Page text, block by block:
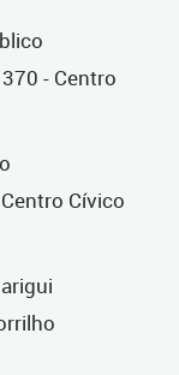
- Centro
Cívico